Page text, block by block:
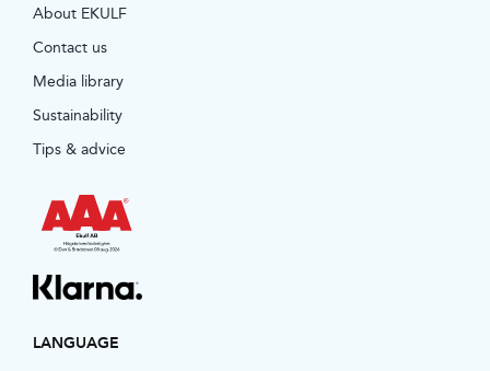
About EKULF
Contact us
Media library
Sustainability
Tips & advice
LANGUAGE